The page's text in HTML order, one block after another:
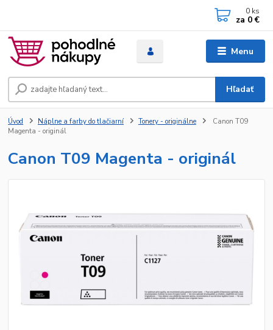
Menu
Hľadať
0 ks
za 0 €
Úvod Náplne a farby do tlačiarní Tonery - originálne
Canon T09
Magenta - originál
Canon T09 Magenta - originál